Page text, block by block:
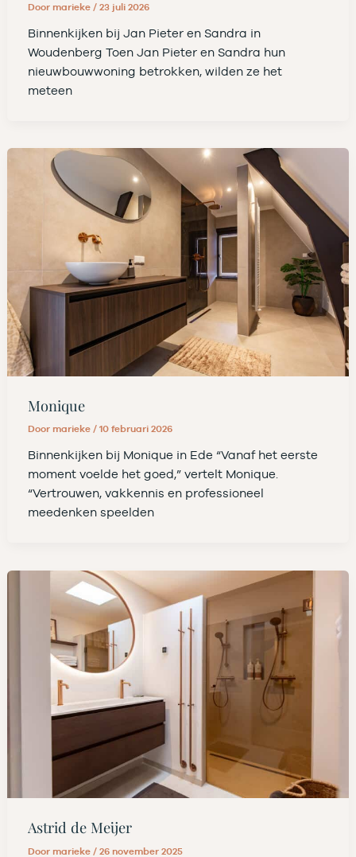
Doormarieke/23 juli 2026
Binnenkijken bij Jan Pieter en Sandra in
Woudenberg Toen Jan Pieter en Sandra hun
nieuwbouwwoning betrokken, wilden ze het
meteen
Monique
Doormarieke/10 februari 2026
Binnenkijken bij Monique in Ede “Vanaf het eerste
moment voelde het goed,” vertelt Monique.
“Vertrouwen, vakkennis en professioneel
meedenken speelden
Astrid de Meijer
Doormarieke/26 november 2025